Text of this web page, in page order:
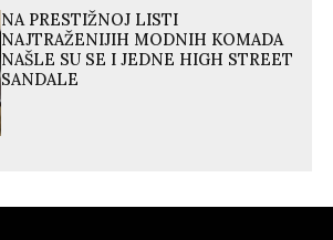
NA PRESTIŽNOJ LISTI
NAJTRAŽENIJIH MODNIH KOMADA
NAŠLE SU SE I JEDNE HIGH STREET
SANDALE